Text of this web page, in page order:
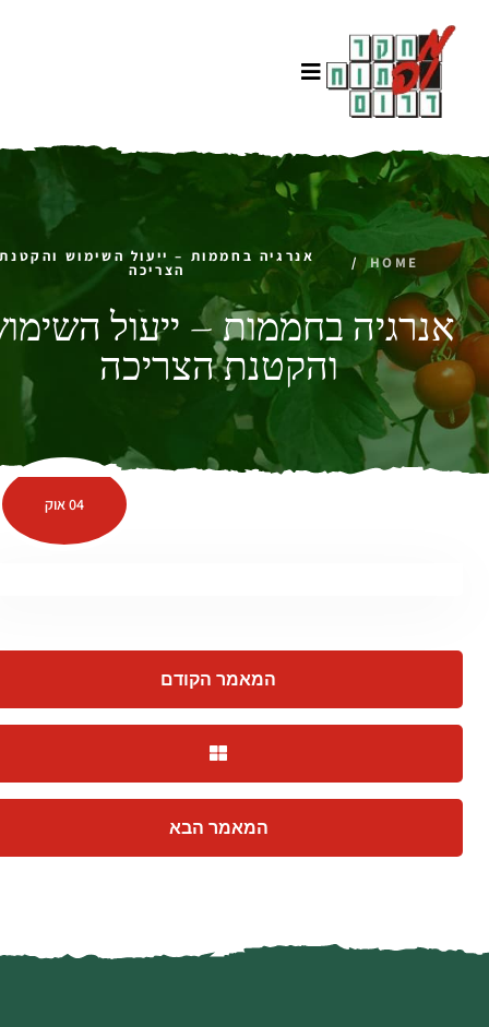
HOME
/ אנרגיה בחממות – ייעול השימוש והקטנת
הצריכה
אנרגיה בחממות – ייעול
והקטנת הצריכה
04 אוק
המאמר הקודם
המאמר הבא